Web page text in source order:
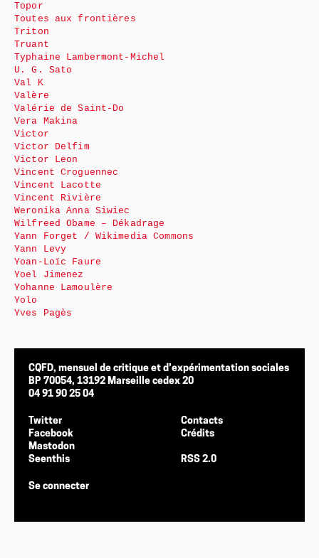
Topor
Toutes aux frontières
Triton
Truant
Typhaine Lambermont-Michel
U. G. Sato
Val K
Valère
Valérie de Saint-Do
Vera Makina
Victor
Victor Delfim
Victor Leon
Vincent Croguennec
Vincent Lacotte
Vincent Rivière
Weronika Anna Siwiec
Wilfreed Obame – Dékadrage
Yann Forget / Wikimedia Commons
Yann Levy
Yoan-Loïc Faure
Yoel Jimenez
Yohanne Lamoulère
Yolo
Yves Pagès
CQFD, mensuel de critique et d’expérimentation sociales
BP 70054, 13192 Marseille cedex 20
04 91 90 25 04
Twitter
Facebook
Mastodon
Seenthis
Contacts
Crédits
RSS 2.0
Se connecter